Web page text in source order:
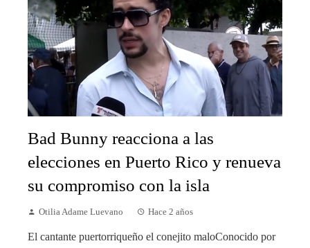
Bad Bunny reacciona a las
elecciones en Puerto Rico y renueva
su compromiso con la isla
Otilia Adame Luevano Hace 2 años
El cantante puertorriqueño el conejito maloConocido por